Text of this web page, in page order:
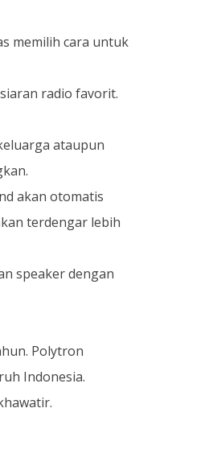
memilih cara untuk
radio favorit.
ataupun
akan otomatis
terdengar lebih
speaker dengan
Polytron
Indonesia.